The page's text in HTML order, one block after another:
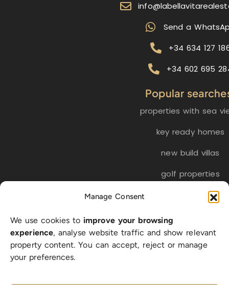
Manage Consent
We use cookies to improve your browsing
experience, analyse website traffic and show relevant
property content. You can accept, reject or manage
your preferences.
Send a
+34 634 127
+34 602 695
Popular
properties with sea
key ready homes
new build villas
golf properties
SW